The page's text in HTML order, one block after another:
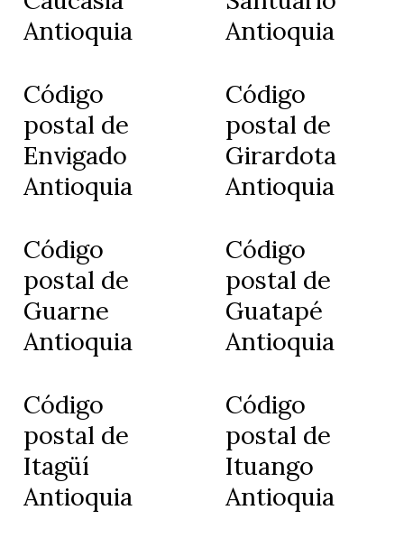
Antioquia
Antioquia
Código
postal de
Envigado
Antioquia
Código
postal de
Girardota
Antioquia
Código
postal de
Guarne
Antioquia
Código
postal de
Guatapé
Antioquia
Código
postal de
Itagüí
Antioquia
Código
postal de
Ituango
Antioquia